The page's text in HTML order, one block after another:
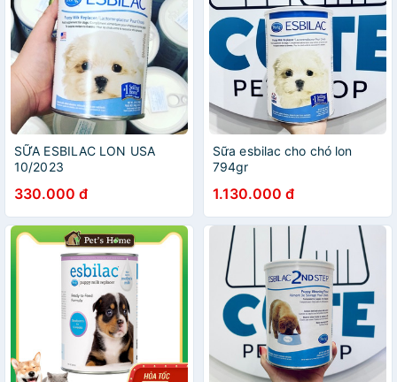
SỮA ESBILAC LON USA
10/2023
330.000 đ
Sữa esbilac cho chó lon
794gr
1.130.000 đ